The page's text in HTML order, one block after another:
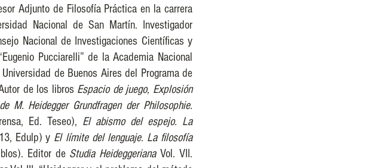
Adjunto de Filosofía Práctica en la carrera
Nacional de San Martín. Investigador
Nacional de Investigaciones Científicas y
Pucciarelli” de la Academia Nacional
de Buenos Aires del Programa de
de los libros Espacio de juego, Explosión
M. Heidegger Grundfragen der Philosophie.
Ed. Teseo), El abismo del espejo. La
Edulp) y El límite del lenguaje. La filosofía
Editor de Studia HeideggerianaVol. VII.